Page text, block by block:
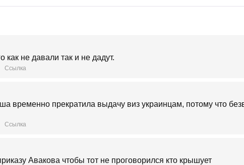
как не давали так и не дадут.
Ссылка
временно прекратила выдачу виз украинцам, потому что
Ссылка
Авакова чтобы тот не проговорился кто крышует